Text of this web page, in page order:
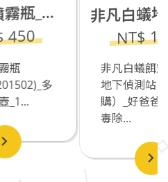
非凡白蟻地下偵測站（餌劑另購）
NT$ 1500
非凡白蟻餌劑_白蟻
地下偵測站（餌劑另
購）_好爸爸居家消